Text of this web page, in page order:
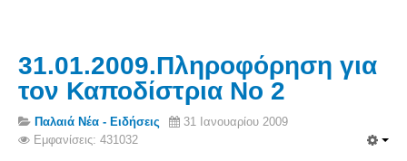
Αράπηδες
Αξιοθέατα
Χάρτης ευρύτερης περιοχής
Σέρβου - Δορυφορική Google
31.01.2009.Πληροφόρηση για
τον Καποδίστρια Νο 2
Παλαιά Νέα - Ειδήσεις
31 Ιανουαρίου 2009
Εμφανίσεις: 431032